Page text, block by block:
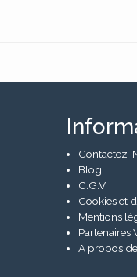
Contactez-
Blog
C.G.V.
Cookies et
Mentions
Partenaires
A propos